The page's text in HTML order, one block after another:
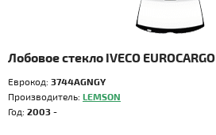
Лобовое стекло IVECO EUROCARGO
Еврокод: 3744AGNGY
Производитель: LEMSON
Год: 2003 -